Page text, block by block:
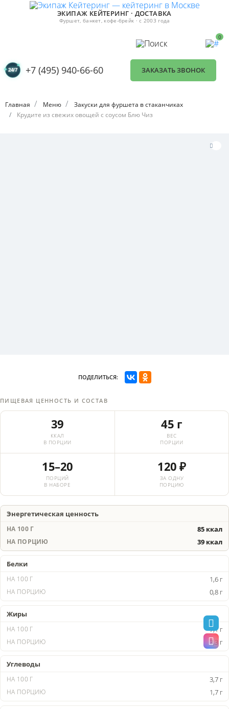
ЭКИПАЖ КЕЙТЕРИНГ · ДОСТАВКА
Фуршет, банкет, кофе-брейк · с 2003 года
0
+7 (495) 940-66-60 ЗАКАЗАТЬ ЗВОНОК
Главная Меню
Закуски для фуршета в стаканчиках
Крудите из свежих овощей с соусом Блю Чиз
ПОДЕЛИТЬСЯ:
ПИЩЕВАЯ ЦЕННОСТЬ И СОСТАВ
39
ККАЛ
В ПОРЦИИ
45 г
ВЕС
ПОРЦИИ
15–20
ПОРЦИЙ
В НАБОРЕ
120 ₽
ЗА ОДНУ
ПОРЦИЮ
Энергетическая ценность
85 ккал
39 ккал
Белки
1,6 г
0,8 г
Жиры
7,1 г
3,3 г
Углеводы
3,7 г
1,7 г